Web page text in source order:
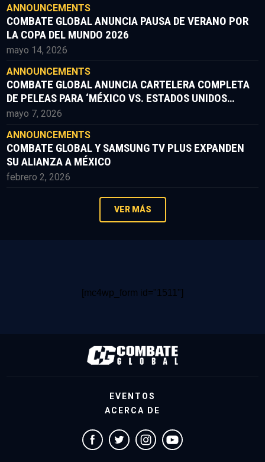
ANNOUNCEMENTS
COMBATE GLOBAL ANUNCIA PAUSA DE VERANO POR
LA COPA DEL MUNDO 2026
mayo 14, 2026
ANNOUNCEMENTS
COMBATE GLOBAL ANUNCIA CARTELERA COMPLETA
DE PELEAS PARA ‘MÉXICO VS. ESTADOS UNIDOS
PARTE II’
mayo 7, 2026
ANNOUNCEMENTS
COMBATE GLOBAL Y SAMSUNG TV PLUS EXPANDEN
SU ALIANZA A MÉXICO
febrero 2, 2026
VER MÁS
[mc4wp_form id="1511"]
EVENTOS
ACERCA DE